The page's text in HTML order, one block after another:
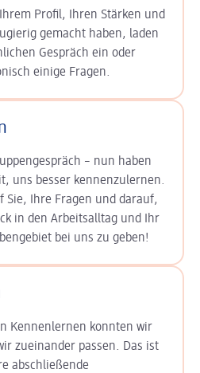
Profil, Ihren Stärken und
gemacht haben, laden
Gespräch ein oder
einige Fragen.
– nun haben
uns besser kennenzulernen.
Sie, Ihre Fragen und darauf,
in den Arbeitsalltag und Ihr
bei uns zu geben!
Kennenlernen konnten wir
zueinander passen. Das ist
abschließende